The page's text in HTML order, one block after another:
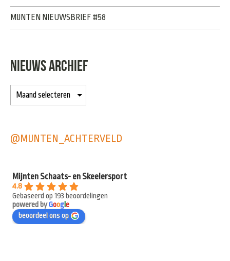
MIJNTEN NIEUWSBRIEF #58
NIEUWS ARCHIEF
@MIJNTEN_ACHTERVELD
Mijnten Schaats- en Skeelersport
4.8
Gebaseerd op 193 beoordelingen
powered byGooge
beoordeel ons op